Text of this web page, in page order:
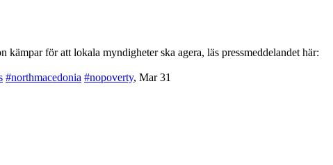
för att lokala myndigheter ska agera, läs pressmeddelandet här:
#northmacedonia #nopoverty, Mar 31